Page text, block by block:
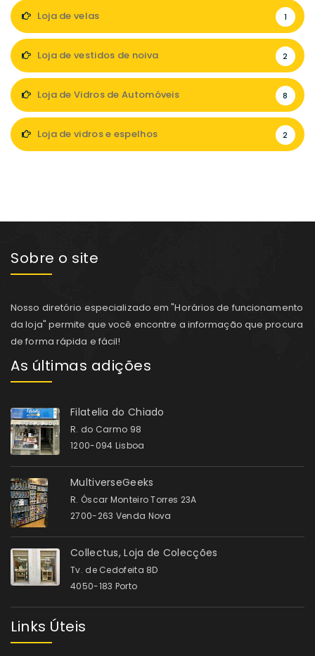
Loja de velas 1
Loja de vestidos de noiva 2
Loja de Vidros de Automóveis 8
Loja de vidros e espelhos 2
Sobre o site
Nosso diretório especializado em "Horários de funcionamento
da loja" permite que você encontre a informação que procura
de forma rápida e fácil!
As últimas adições
Filatelia do Chiado
R. do Carmo 98
1200-094 Lisboa
MultiverseGeeks
R. Óscar Monteiro Torres 23A
2700-263 Venda Nova
Collectus, Loja de Colecções
Tv. de Cedofeita 8D
4050-183 Porto
Links Úteis